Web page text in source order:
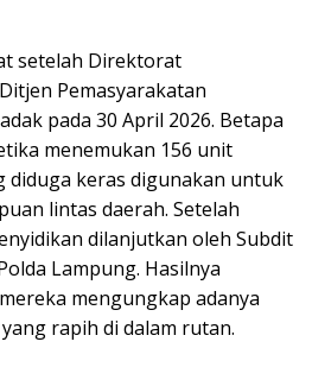
setelah Direktorat
Pemasyarakatan
pada 30 April 2026. Betapa
menemukan 156 unit
diduga keras digunakan untuk
lintas daerah. Setelah
dilanjutkan oleh Subdit
Lampung. Hasilnya
mengungkap adanya
rapih di dalam rutan.